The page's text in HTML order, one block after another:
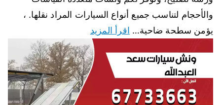
والأحجام لتناسب جميع أنواع السيارات المراد نقلها. ،
يؤمن سطحة ضاحية… اقرأ المزيد